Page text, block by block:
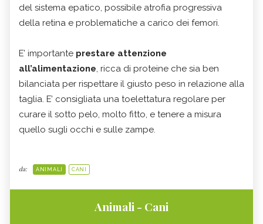
del sistema epatico, possibile atrofia progressiva
della retina e problematiche a carico dei femori.
E’ importante prestare attenzione
all’alimentazione, ricca di proteine che sia ben
bilanciata per rispettare il giusto peso in relazione alla
taglia. E’ consigliata una toelettatura regolare per
curare il sotto pelo, molto fitto, e tenere a misura
quello sugli occhi e sulle zampe.
da: ANIMALI CANI
Animali - Cani